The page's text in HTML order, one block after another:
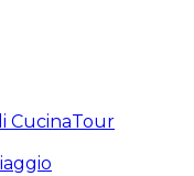
CucinaTour